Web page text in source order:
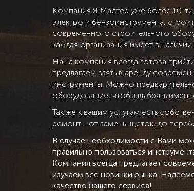
Компания Я Мастер уже более 10-ти
электро и бензоинструмента,
современного строительного
каждая организация имеет в
Наша компания всегда готова
предлагаем взять в аренду
инструменты. Можно
оборудование, чтобы выбрать
Так же к вашим услугам есть
ремонт - от замены щеток, до
В случае необходимости с Вами
правильно пользоваться
Компания всегда предлагает
изучаем все новинки рынка.
качество нашего сервиса!